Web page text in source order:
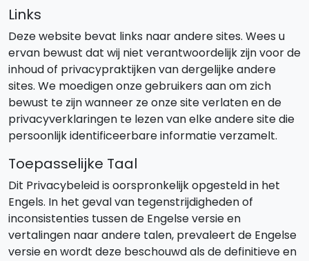
Links
Deze website bevat links naar andere sites. Wees u
ervan bewust dat wij niet verantwoordelijk zijn voor de
inhoud of privacypraktijken van dergelijke andere
sites. We moedigen onze gebruikers aan om zich
bewust te zijn wanneer ze onze site verlaten en de
privacyverklaringen te lezen van elke andere site die
persoonlijk identificeerbare informatie verzamelt.
Toepasselijke Taal
Dit Privacybeleid is oorspronkelijk opgesteld in het
Engels. In het geval van tegenstrijdigheden of
inconsistenties tussen de Engelse versie en
vertalingen naar andere talen, prevaleert de Engelse
versie en wordt deze beschouwd als de definitieve en